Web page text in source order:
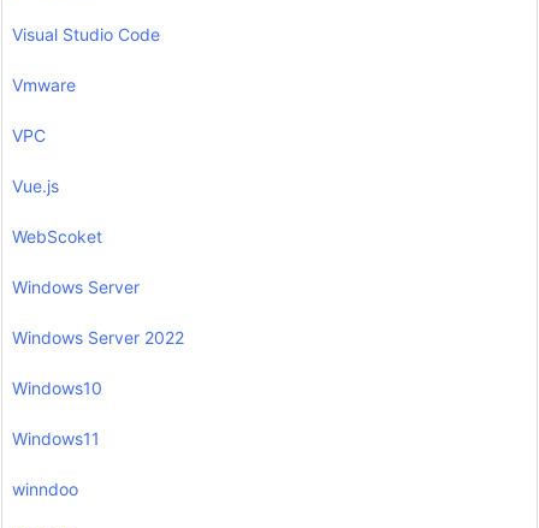
Visual Studio Code
Vmware
VPC
Vue.js
WebScoket
Windows Server
Windows Server 2022
Windows10
Windows11
winndoo